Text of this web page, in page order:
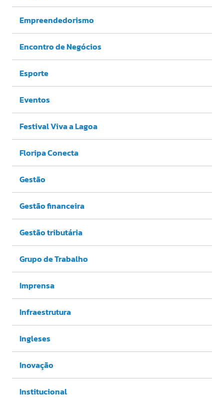
Empreendedorismo
Encontro de Negócios
Esporte
Eventos
Festival Viva a Lagoa
Floripa Conecta
Gestão
Gestão financeira
Gestão tributária
Grupo de Trabalho
Imprensa
Infraestrutura
Ingleses
Inovação
Institucional